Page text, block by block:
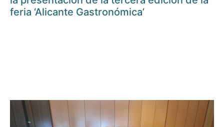
feria ‘Alicante Gastronómica’